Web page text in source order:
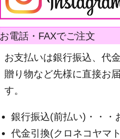
お電話・FAXでご注文
お支払いは銀行振込、代
贈り物など先様に直接お
す。
銀行振込(前払い)・・・
代金引換(クロネコヤマ